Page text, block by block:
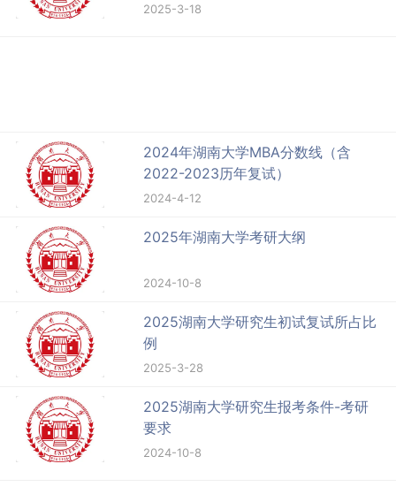
2025-3-18
2024年湖南大学MBA分数线（含
2022-2023历年复试）
2024-4-12
2025年湖南大学考研大纲
2024-10-8
2025湖南大学研究生初试复试所占比
例
2025-3-28
2025湖南大学研究生报考条件-考研
要求
2024-10-8